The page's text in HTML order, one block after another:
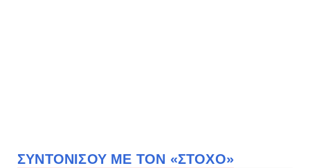
ΣΥΝΤΟΝΙΣΟΥ ΜΕ ΤΟΝ «ΣΤΟΧΟ»